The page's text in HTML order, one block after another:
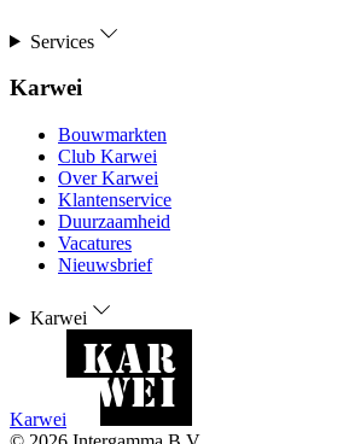
Services
Karwei
Bouwmarkten
Club Karwei
Over Karwei
Klantenservice
Duurzaamheid
Vacatures
Nieuwsbrief
Karwei
Karwei